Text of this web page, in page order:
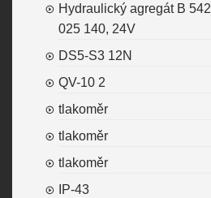
Hydraulický agregát B 542
025 140, 24V
DS5-S3 12N
QV-10 2
tlakoměr
tlakoměr
tlakoměr
IP-43